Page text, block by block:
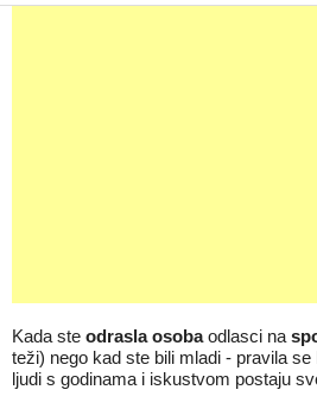
Kada ste odrasla osobaodlasci na
teži) nego kad ste bili mladi - pravila
ljudi s godinama i iskustvom postaju